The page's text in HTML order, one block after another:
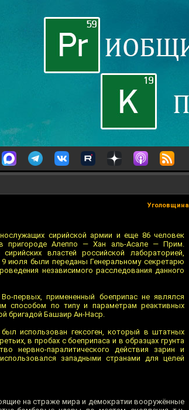
Уголовщина
сирийской армии и еще 86 человек
пригороде Алеппо — Хан аль-Асале — Прим.
властей российской лабораторией,
июля были переданы Генеральному секретарю
независимого расследования данного
первых, примененный боеприпас не являлся
способом по типу и параметрам реактивных
бригадой Башаир Ан-Наср.
использован гексоген, который в штатных
в пробах с боеприпаса и в образцах грунта
нервно-паралитического действия зарин и
западными странами для целей
на страже мира и демократии вооружённые